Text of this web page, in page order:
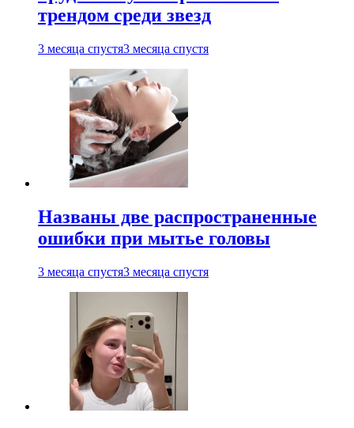
трендом среди звезд
3 месяца спустя3 месяца спустя
Названы две распространенные
ошибки при мытье головы
3 месяца спустя3 месяца спустя